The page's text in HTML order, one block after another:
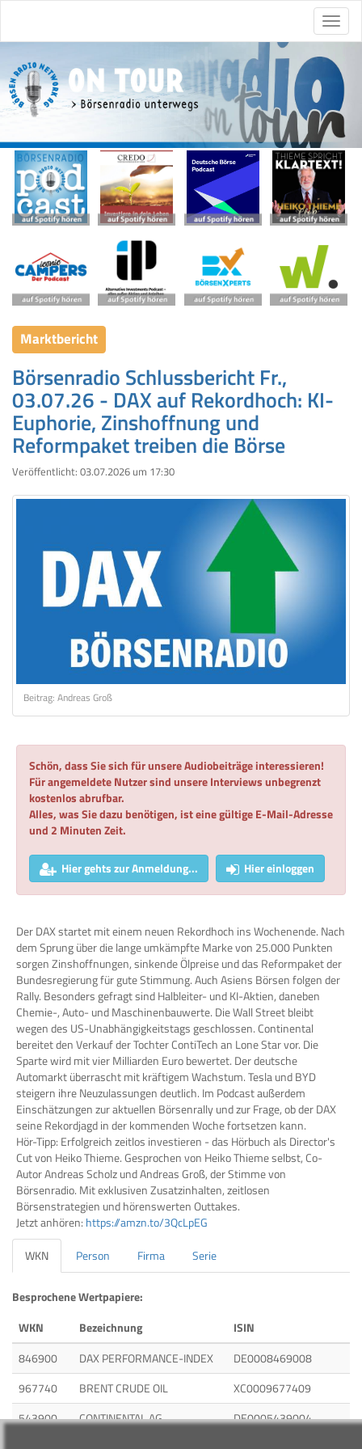
Marktbericht
Börsenradio Schlussbericht Fr.,
03.07.26 - DAX auf Rekordhoch: KI-
Euphorie, Zinshoffnung und
Reformpaket treiben die Börse
Veröffentlicht: 03.07.2026 um 17:30
Beitrag: Andreas Groß
Schön, dass Sie sich für unsere Audiobeiträge interessieren!
Für angemeldete Nutzer sind unsere Interviews unbegrenzt
kostenlos abrufbar.
Alles, was Sie dazu benötigen, ist eine gültige E-Mail-Adresse
und 2 Minuten Zeit.
Hier gehts zur Anmeldung... Hier einloggen
Der DAX startet mit einem neuen Rekordhoch ins Wochenende. Nach
dem Sprung über die lange umkämpfte Marke von 25.000 Punkten
sorgen Zinshoffnungen, sinkende Ölpreise und das Reformpaket der
Bundesregierung für gute Stimmung. Auch Asiens Börsen folgen der
Rally. Besonders gefragt sind Halbleiter- und KI-Aktien, daneben
Chemie-, Auto- und Maschinenbauwerte. Die Wall Street bleibt
wegen des US-Unabhängigkeitstags geschlossen. Continental
bereitet den Verkauf der Tochter ContiTech an Lone Star vor. Die
Sparte wird mit vier Milliarden Euro bewertet. Der deutsche
Automarkt überrascht mit kräftigem Wachstum. Tesla und BYD
steigern ihre Neuzulassungen deutlich. Im Podcast außerdem
Einschätzungen zur aktuellen Börsenrally und zur Frage, ob der DAX
seine Rekordjagd in der kommenden Woche fortsetzen kann.
Hör-Tipp: Erfolgreich zeitlos investieren - das Hörbuch als Director's
Cut von Heiko Thieme. Gesprochen von Heiko Thieme selbst, Co-
Autor Andreas Scholz und Andreas Groß, der Stimme von
Börsenradio. Mit exklusiven Zusatzinhalten, zeitlosen
Börsenstrategien und hörenswerten Outtakes.
Jetzt anhören: https://amzn.to/3QcLpEG
WKN
Person Firma Serie
Besprochene Wertpapiere:
WKN
Bezeichnung
ISIN
846900
DAX PERFORMANCE-INDEX
DE0008469008
967740
BRENT CRUDE OIL
XC0009677409
543900
CONTINENTAL AG
DE0005439004